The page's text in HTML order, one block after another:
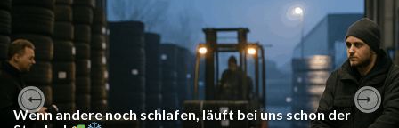
Wenn andere noch schlafen, läuft bei uns schon der
Previous